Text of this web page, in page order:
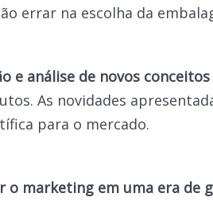
errar na escolha da
e análise de novos conceitos
As novidades
para o mercado.
marketing em uma era de